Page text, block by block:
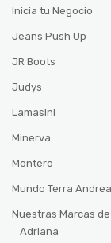
Inicia tu Negocio
Jeans Push Up
JR Boots
Judys
Lamasini
Minerva
Montero
Mundo Terra
Nuestras Marcas
Adriana